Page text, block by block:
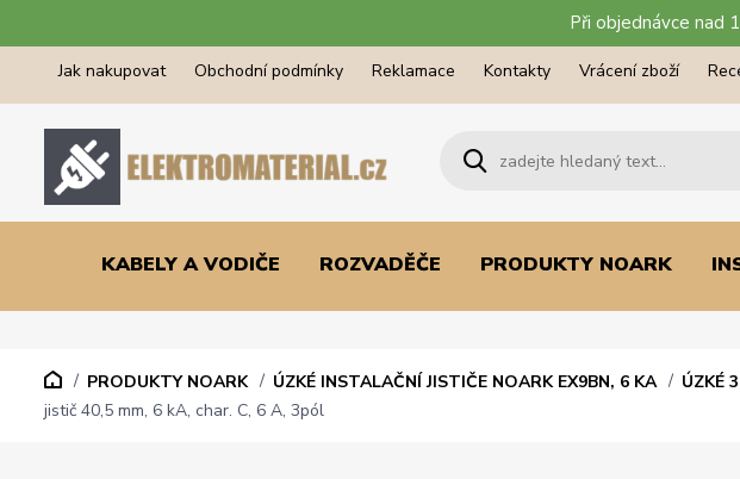
Při objednávce nad
Jak nakupovat Obchodní podmínky Reklamace Kontakty Vrácení zboží
KABELY A VODIČE ROZVADĚČE PRODUKTY NOARK
PRODUKTY NOARK ÚZKÉ INSTALAČNÍ JISTIČE NOARK EX9BN, 6 KA ÚZKÉ
jistič 40,5 mm, 6 kA, char. C, 6 A, 3pól